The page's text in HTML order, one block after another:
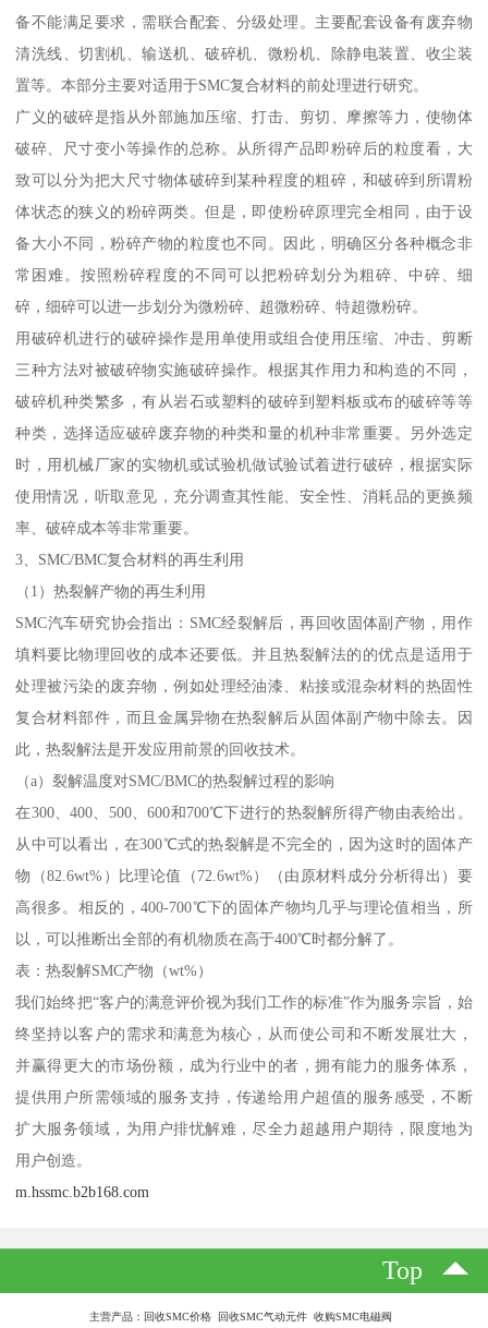
备不能满足要求，需联合配套、分级处理。主要配套设备有废弃物
清洗线、切割机、输送机、破碎机、微粉机、除静电装置、收尘装
置等。本部分主要对适用于SMC复合材料的前处理进行研究。
广义的破碎是指从外部施加压缩、打击、剪切、摩擦等力，使物体
破碎、尺寸变小等操作的总称。从所得产品即粉碎后的粒度看，大
致可以分为把大尺寸物体破碎到某种程度的粗碎，和破碎到所谓粉
体状态的狭义的粉碎两类。但是，即使粉碎原理完全相同，由于设
备大小不同，粉碎产物的粒度也不同。因此，明确区分各种概念非
常困难。按照粉碎程度的不同可以把粉碎划分为粗碎、中碎、细
碎，细碎可以进一步划分为微粉碎、超微粉碎、特超微粉碎。
用破碎机进行的破碎操作是用单使用或组合使用压缩、冲击、剪断
三种方法对被破碎物实施破碎操作。根据其作用力和构造的不同，
破碎机种类繁多，有从岩石或塑料的破碎到塑料板或布的破碎等等
种类，选择适应破碎废弃物的种类和量的机种非常重要。另外选定
时，用机械厂家的实物机或试验机做试验试着进行破碎，根据实际
使用情况，听取意见，充分调查其性能、安全性、消耗品的更换频
率、破碎成本等非常重要。
3、SMC/BMC复合材料的再生利用
（1）热裂解产物的再生利用
SMC汽车研究协会指出：SMC经裂解后，再回收固体副产物，用作
填料要比物理回收的成本还要低。并且热裂解法的的优点是适用于
处理被污染的废弃物，例如处理经油漆、粘接或混杂材料的热固性
复合材料部件，而且金属异物在热裂解后从固体副产物中除去。因
此，热裂解法是开发应用前景的回收技术。
（a）裂解温度对SMC/BMC的热裂解过程的影响
在300、400、500、600和700℃下进行的热裂解所得产物由表给出。
从中可以看出，在300℃式的热裂解是不完全的，因为这时的固体产
物（82.6wt%）比理论值（72.6wt%）（由原材料成分分析得出）要
高很多。相反的，400-700℃下的固体产物均几乎与理论值相当，所
以，可以推断出全部的有机物质在高于400℃时都分解了。
表：热裂解SMC产物（wt%）
我们始终把“客户的满意评价视为我们工作的标准”作为服务宗旨，始
终坚持以客户的需求和满意为核心，从而使公司和不断发展壮大，
并赢得更大的市场份额，成为行业中的者，拥有能力的服务体系，
提供用户所需领域的服务支持，传递给用户超值的服务感受，不断
扩大服务领域，为用户排忧解难，尽全力超越用户期待，限度地为
用户创造。
m.hssmc.b2b168.com
Top
主营产品：回收SMC价格 回收SMC气动元件 收购SMC电磁阀